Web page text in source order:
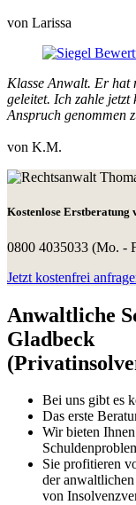
von Larissa
Klasse Anwalt. Er hat
geleitet. Ich zahle
Anspruch genommen
von K.M.
Kostenlose Erstberatung
0800 4035033 (Mo. -
Jetzt kostenfrei
Anwaltliche
Gladbeck
Bei uns gibt es
Das erste
Wir bieten
Sie profitieren
der
von